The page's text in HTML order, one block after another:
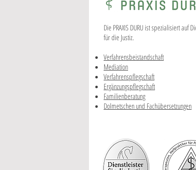
Die PRAXIS DURU ist spezialisiert auf
für die Justiz.
Verfahrensbeistandschaft
Mediation
Verfahrenspflegschaft
Ergänzungspflegschaft
Familienberatung
Dolmetschen und Fachübersetzungen